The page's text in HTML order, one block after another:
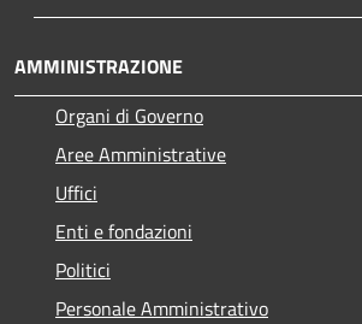
AMMINISTRAZIONE
Organi di Governo
Aree Amministrative
Uffici
Enti e fondazioni
Politici
Personale Amministrativo